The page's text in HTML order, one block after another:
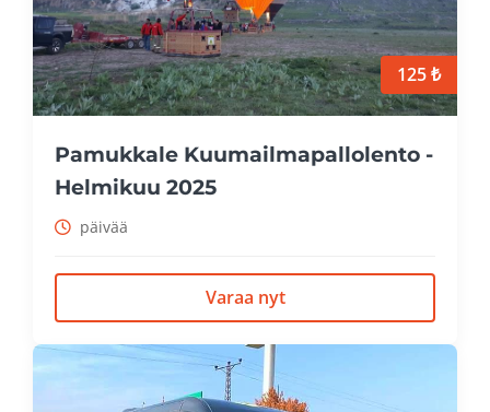
125 ₺
Pamukkale Kuumailmapallolento -
Helmikuu 2025
päivää
Varaa nyt